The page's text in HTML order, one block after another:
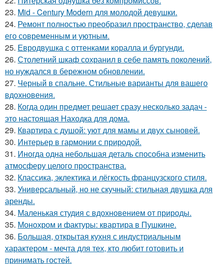
23. Mid - Century Modern для молодой девушки.
24. Ремонт полностью преобразил пространство, сделав
его современным и уютным.
25. Евродвушка с оттенками коралла и бургунди.
26. Столетний шкаф сохранил в себе память поколений,
но нуждался в бережном обновлении.
27. Черный в спальне. Стильные варианты для вашего
вдохновения.
28. Когда один предмет решает сразу несколько задач -
это настоящая Находка для дома.
29. Квартира с душой: уют для мамы и двух сыновей.
30. Интерьер в гармонии с природой.
31. Иногда одна небольшая деталь способна изменить
атмосферу целого пространства.
32. Классика, эклектика и лёгкость французского стиля.
33. Универсальный, но не скучный: стильная двушка для
аренды.
34. Маленькая студия с вдохновением от природы.
35. Монохром и фактуры: квартира в Пушкине.
36. Большая, открытая кухня с индустриальным
характером - мечта для тех, кто любит готовить и
принимать гостей.